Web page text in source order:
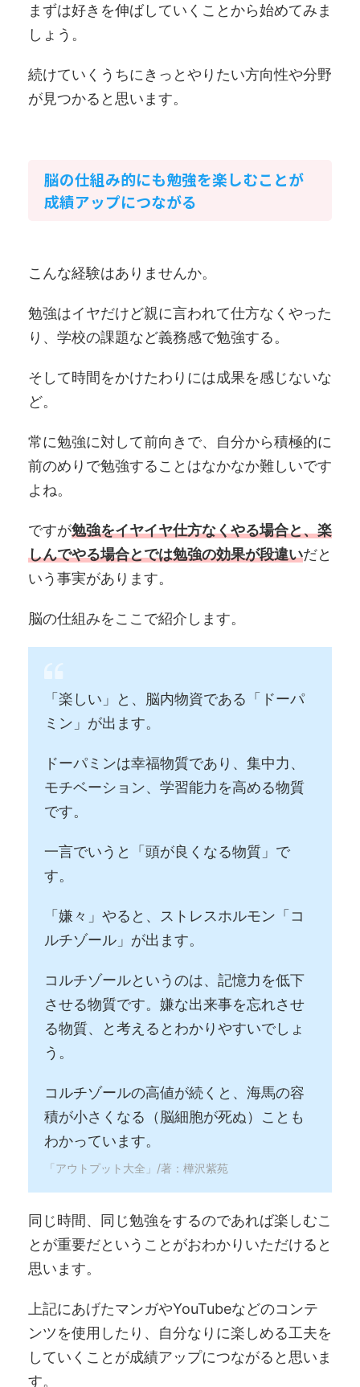
まずは好きを伸ばしていくことから始めてみま
しょう。
続けていくうちにきっとやりたい方向性や分野
が見つかると思います。
脳の仕組み的にも勉強を楽しむことが
成績アップにつながる
こんな経験はありませんか。
勉強はイヤだけど親に言われて仕方なくやった
り、学校の課題など義務感で勉強する。
そして時間をかけたわりには成果を感じないな
ど。
常に勉強に対して前向きで、自分から積極的に
前のめりで勉強することはなかなか難しいです
よね。
ですが勉強をイヤイヤ仕方なくやる場合と、楽
しんでやる場合とでは勉強の効果が段違いだと
いう事実があります。
脳の仕組みをここで紹介します。
「楽しい」と、脳内物資である「ドーパ
ミン」が出ます。
ドーパミンは幸福物質であり、集中力、
モチベーション、学習能力を高める物質
です。
一言でいうと「頭が良くなる物質」で
す。
「嫌々」やると、ストレスホルモン「コ
ルチゾール」が出ます。
コルチゾールというのは、記憶力を低下
させる物質です。嫌な出来事を忘れさせ
る物質、と考えるとわかりやすいでしょ
う。
コルチゾールの高値が続くと、海馬の容
積が小さくなる（脳細胞が死ぬ）ことも
わかっています。
「アウトプット大全」/著：樺沢紫苑
同じ時間、同じ勉強をするのであれば楽しむこ
とが重要だということがおわかりいただけると
思います。
上記にあげたマンガやYouTubeなどのコンテ
ンツを使用したり、自分なりに楽しめる工夫を
していくことが成績アップにつながると思いま
す。